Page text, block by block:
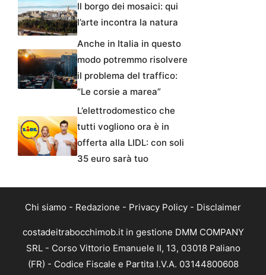
Il borgo dei mosaici: qui
l’arte incontra la natura
Anche in Italia in questo
modo potremmo risolvere
il problema del traffico:
“Le corsie a marea”
L’elettrodomestico che
tutti vogliono ora è in
offerta alla LIDL: con soli
35 euro sarà tuo
Chi siamo - Redazione - Privacy Policy - Disclaimer
costadeitrabocchimob.it in gestione DMM COMPANY
SRL - Corso Vittorio Emanuele II, 13, 03018 Paliano
(FR) - Codice Fiscale e Partita I.V.A. 03144800608